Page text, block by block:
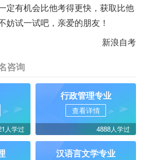
定有机会比他考得更快，获取比他
妨试一试吧，亲爱的朋友！
新浪自考
咨询
人学过
行政管理专业
查看详情
4888人学过
汉语言文学专业